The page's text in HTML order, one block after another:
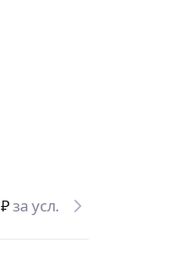
₽за усл.